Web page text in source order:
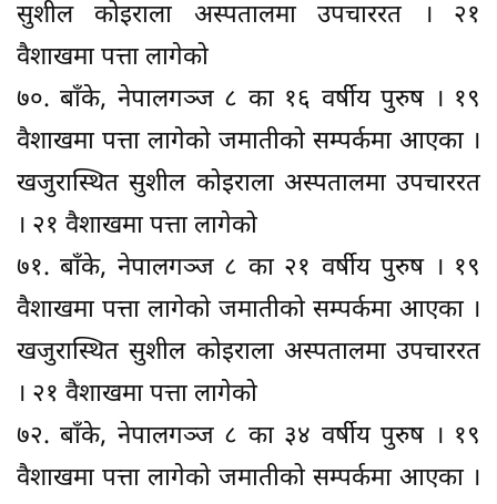
सुशील कोइराला अस्पतालमा उपचाररत । २१
वैशाखमा पत्ता लागेको
७०. बाँके, नेपालगञ्ज ८ का १६ वर्षीय पुरुष । १९
वैशाखमा पत्ता लागेको जमातीको सम्पर्कमा आएका ।
खजुरास्थित सुशील कोइराला अस्पतालमा उपचाररत
। २१ वैशाखमा पत्ता लागेको
७१. बाँके, नेपालगञ्ज ८ का २१ वर्षीय पुरुष । १९
वैशाखमा पत्ता लागेको जमातीको सम्पर्कमा आएका ।
खजुरास्थित सुशील कोइराला अस्पतालमा उपचाररत
। २१ वैशाखमा पत्ता लागेको
७२. बाँके, नेपालगञ्ज ८ का ३४ वर्षीय पुरुष । १९
वैशाखमा पत्ता लागेको जमातीको सम्पर्कमा आएका ।